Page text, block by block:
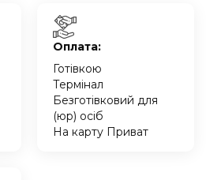
Оплата:
Готівкою
Термінал
Безготівковий для
(юр) осіб
На карту Приват